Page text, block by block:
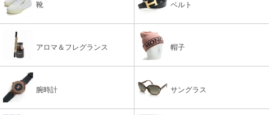
靴 ベルト
アロマ＆フレグランス 帽子
腕時計 サングラス